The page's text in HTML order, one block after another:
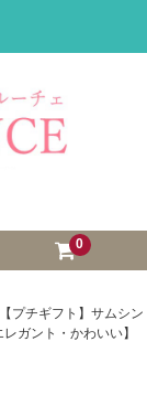
0
【プチギフト】サムシン
ガント・かわいい】